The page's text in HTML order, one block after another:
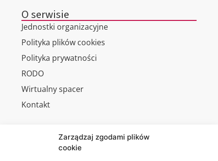
Zarządzaj zgodami plików
cookie
O serwisie
Jednostki organizacyjne
Polityka plików cookies
Polityka prywatności
RODO
Wirtualny spacer
Kontakt